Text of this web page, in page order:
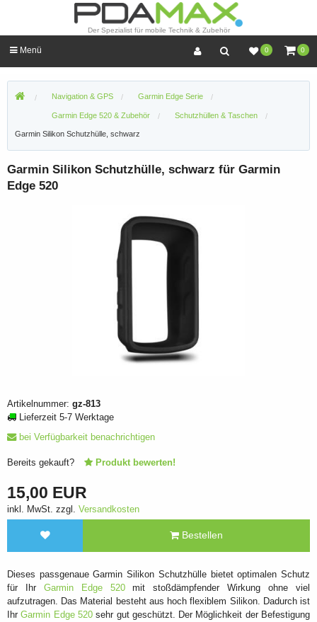
Der Spezialist für mobile Technik & Zubehör
0 0
Menü
Navigation & GPS Garmin Edge Serie
Garmin Edge 520 & Zubehör Schutzhüllen & Taschen
Garmin Silikon Schutzhülle, schwarz
Garmin Silikon Schutzhülle, schwarz für Garmin
Edge 520
Artikelnummer: gz-813
Lieferzeit 5-7 Werktage
bei Verfügbarkeit benachrichtigen
Bereits gekauft? Produkt bewerten!
15,00 EUR
inkl. MwSt. zzgl. Versandkosten
Bestellen
Dieses passgenaue Garmin Silikon Schutzhülle bietet optimalen Schutz
für Ihr Garmin Edge 520mit stoßdämpfender Wirkung ohne viel
aufzutragen. Das Material besteht aus hoch flexiblem Silikon. Dadurch ist
IhrGarmin Edge 520sehr gut geschützt. Der Möglichkeit der Befestigung